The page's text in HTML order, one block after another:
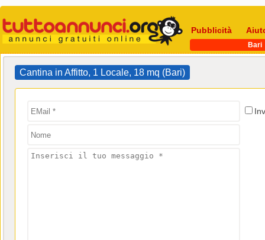
Pubblicità
Bari
Cantina in Affitto, 1 Locale, 18 mq (Bari)